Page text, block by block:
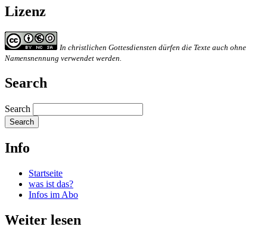
Lizenz
In christlichen Gottesdiensten dürfen die Texte auch ohne
Namensnennung verwendet werden.
Search
Search
Info
Startseite
was ist das?
Infos im Abo
Weiter lesen